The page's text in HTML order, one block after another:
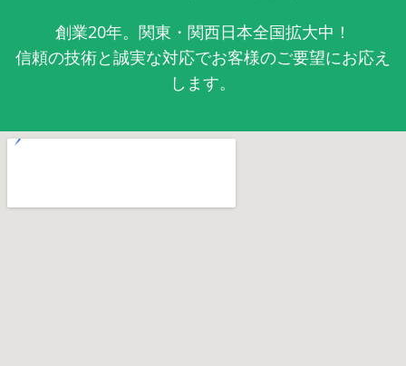
創業20年。関東・関西日本全国拡大中！
信頼の技術と誠実な対応でお客様のご要望にお応え
します。